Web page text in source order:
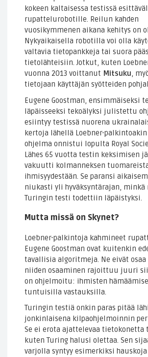
kokeen kaltaisessa testissä
rupattelurobotille. Reilun kahden
vuosikymmenen aikana kehitys on
Nykyaikaisella robotilla voi olla
valtavia tietopankkeja tai suora
tietolähteisiin. Jotkut, kuten
vuonna 2013 voittanut Mitsuku,
tietojaan käyttäjän syötteiden
Eugene Goostman, ensimmäiseksi
läpäisseeksi tekoälyksi julistettu
esiintyy testissä nuorena
kertoja lähellä Loebner-
ohjelma onnistui lopulta Royal
Lähes 65 vuotta testin keksimisen
vakuutti kolmanneksen
ihmisyydestään. Se paransi
niukasti yli hyväksyntärajan, minkä
Turingin testi todettiin läpäistyksi.
Mutta missä on Skynet?
Loebner-palkintoja kahmineet
Eugene Goostman ovat kuitenkin
tavallisia algoritmeja. Ne eivät osaa
niiden osaaminen rajoittuu juuri
on ohjelmoitu: ihmisten
tuntuisilla vastauksilla.
Turingin testiä onkin paras pitää
jonkinlaisena kilpaohjelmoinnin
Se ei erota ajattelevaa tietokonetta
kuten Turing halusi olettaa. Sen
varjolla syntyy esimerkiksi